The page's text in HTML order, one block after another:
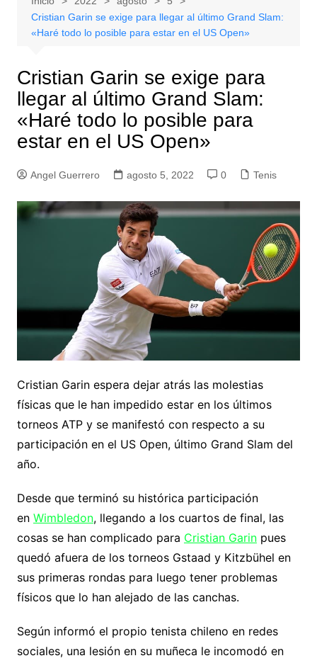
Cristian Garin se exige para llegar al último Grand Slam:
«Haré todo lo posible para estar en el US Open»
Cristian Garin se exige para
llegar al último Grand Slam:
«Haré todo lo posible para
estar en el US Open»
Angel Guerrero agosto 5, 2022 0 Tenis
Cristian Garin espera dejar atrás las molestias
físicas que le han impedido estar en los últimos
torneos ATP y se manifestó con respecto a su
participación en el US Open, último Grand Slam del
año.
Desde que terminó su histórica participación
en Wimbledon, llegando a los cuartos de final, las
cosas se han complicado para Cristian Garinpues
quedó afuera de los torneos Gstaad y Kitzbühel en
sus primeras rondas para luego tener problemas
físicos que lo han alejado de las canchas.
Según informó el propio tenista chileno en redes
sociales, una lesión en su muñeca le incomodó en